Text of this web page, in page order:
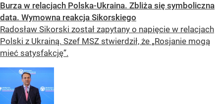
Burza w relacjach Polska-Ukraina. Zbliża się symboliczna
data. Wymowna reakcja Sikorskiego
Radosław Sikorski został zapytany o napięcie w relacjach
Polski z Ukrainą. Szef MSZ stwierdził, że „Rosjanie mogą
mieć satysfakcję”.